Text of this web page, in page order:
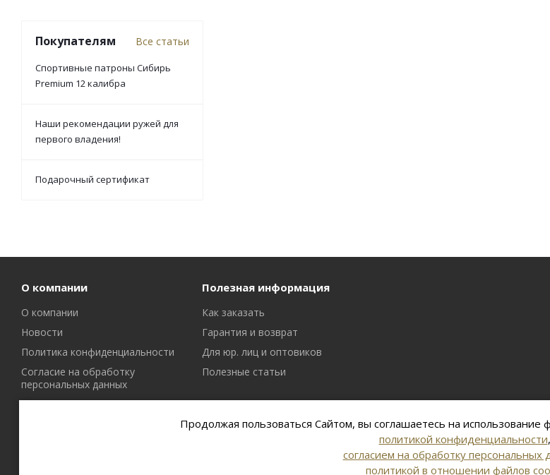
Продолжая пользоваться Сайтом, вы соглашаетесь на использование
политикой конфиденциальности,
согласием на обработку персональных
политикой в отношении файлов
Покупателям Все статьи
Спортивные патроны Сибирь
Premium 12 калибра
Наши рекомендации ружей для
первого владения!
Подарочный сертификат
О компании
О компании
Новости
Политика конфиденциальности
Согласие на обработку
персональных данных
Политика в отношении файлов
Полезная информация
Как заказать
Гарантия и возврат
Для юр. лиц и оптовиков
Полезные статьи